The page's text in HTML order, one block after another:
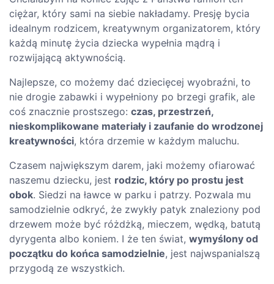
ciężar, który sami na siebie nakładamy. Presję bycia
idealnym rodzicem, kreatywnym organizatorem, który
każdą minutę życia dziecka wypełnia mądrą i
rozwijającą aktywnością.
Najlepsze, co możemy dać dziecięcej wyobraźni, to
nie drogie zabawki i wypełniony po brzegi grafik, ale
coś znacznie prostszego: czas, przestrzeń,
nieskomplikowane materiały i zaufanie do wrodzonej
kreatywności, która drzemie w każdym maluchu.
Czasem największym darem, jaki możemy ofiarować
naszemu dziecku, jest rodzic, który po prostu jest
obok. Siedzi na ławce w parku i patrzy. Pozwala mu
samodzielnie odkryć, że zwykły patyk znaleziony pod
drzewem może być różdżką, mieczem, wędką, batutą
dyrygenta albo koniem. I że ten świat, wymyślony od
początku do końca samodzielnie, jest najwspanialszą
przygodą ze wszystkich.